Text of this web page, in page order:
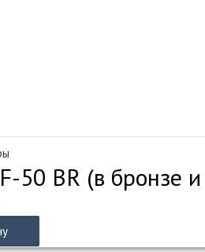
50 BR (в бронзе и